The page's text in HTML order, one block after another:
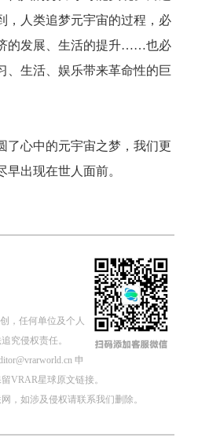
，人类追梦元宇宙的过程，必
的发展、生活的提升……也必
、生活、娱乐带来革命性的巨
了心中的元宇宙之梦，我们更
出现在世人面前。
，任何单位及个人
究侵权责任。
申
VRAR星球原文链接。
，如涉及侵权请联系我们删 除。